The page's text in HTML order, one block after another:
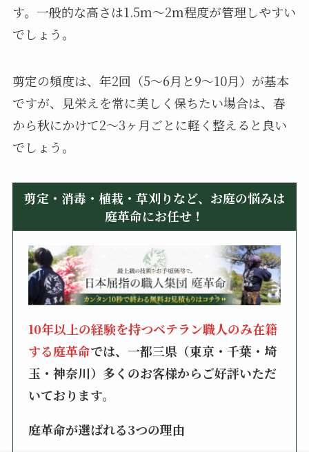
す。一般的な高さは1.5m〜2m程度が管理しやすい
でしょう。
剪定の頻度は、年2回（5〜6月と9〜10月）が基本
ですが、見栄えを常に美しく保ちたい場合は、春
から秋にかけて2〜3ヶ月ごとに軽く整えると良い
でしょう。
剪定・消毒・植栽・草刈りなど、お庭の悩みは
庭革命にお任せ！
10年以上の経験を持つベテラン職人のみ在籍
する庭革命では、一都三県（東京・千葉・埼
玉・神奈川）多くのお客様からご好評いただ
いております。
庭革命が選ばれる3つの理由